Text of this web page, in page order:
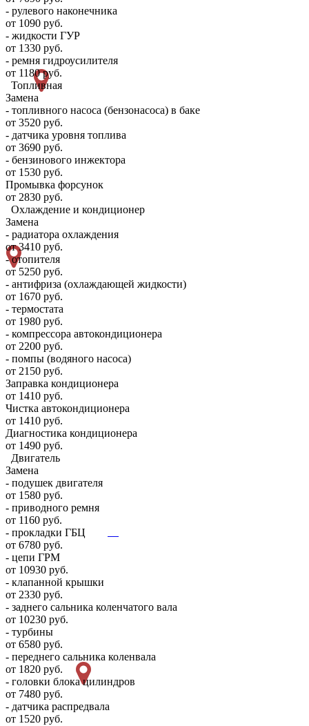
- рулевого наконечника
от 1090 руб.
- жидкости ГУР
от 1330 руб.
- ремня гидроусилителя
от 1180 руб.
Топливная
Замена
- топливного насоса (бензонасоса) в баке
от 3520 руб.
- датчика уровня топлива
от 3690 руб.
- бензинового инжектора
от 1530 руб.
Промывка форсунок
от 2830 руб.
Охлаждение и кондиционер
Замена
- радиатора охлаждения
от 3410 руб.
- отопителя
от 5250 руб.
- антифриза (охлаждающей жидкости)
от 1670 руб.
- термостата
от 1980 руб.
- компрессора автокондиционера
от 2200 руб.
- помпы (водяного насоса)
от 2150 руб.
Заправка кондиционера
от 1410 руб.
Чистка автокондиционера
от 1410 руб.
Диагностика кондиционера
от 1490 руб.
Двигатель
Замена
- подушек двигателя
от 1580 руб.
- приводного ремня
от 1160 руб.
- прокладки ГБЦ
от 6780 руб.
- цепи ГРМ
от 10930 руб.
- клапанной крышки
от 2330 руб.
- заднего сальника коленчатого вала
от 10230 руб.
- турбины
от 6580 руб.
- переднего сальника коленвала
от 1820 руб.
- головки блока цилиндров
от 7480 руб.
- датчика распредвала
от 1520 руб.